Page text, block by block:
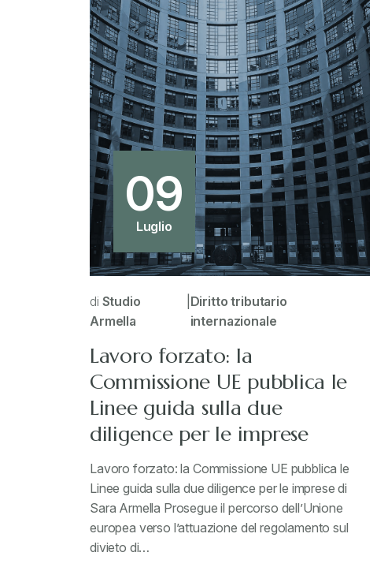
09
Luglio
di Studio
Armella
Diritto tributario
internazionale
Lavoro forzato: la
Commissione UE pubblica le
Linee guida sulla due
diligence per le imprese
Lavoro forzato: la Commissione UE pubblica le
Linee guida sulla due diligence per le imprese di
Sara Armella Prosegue il percorso dell’Unione
europea verso l’attuazione del regolamento sul
divieto di…